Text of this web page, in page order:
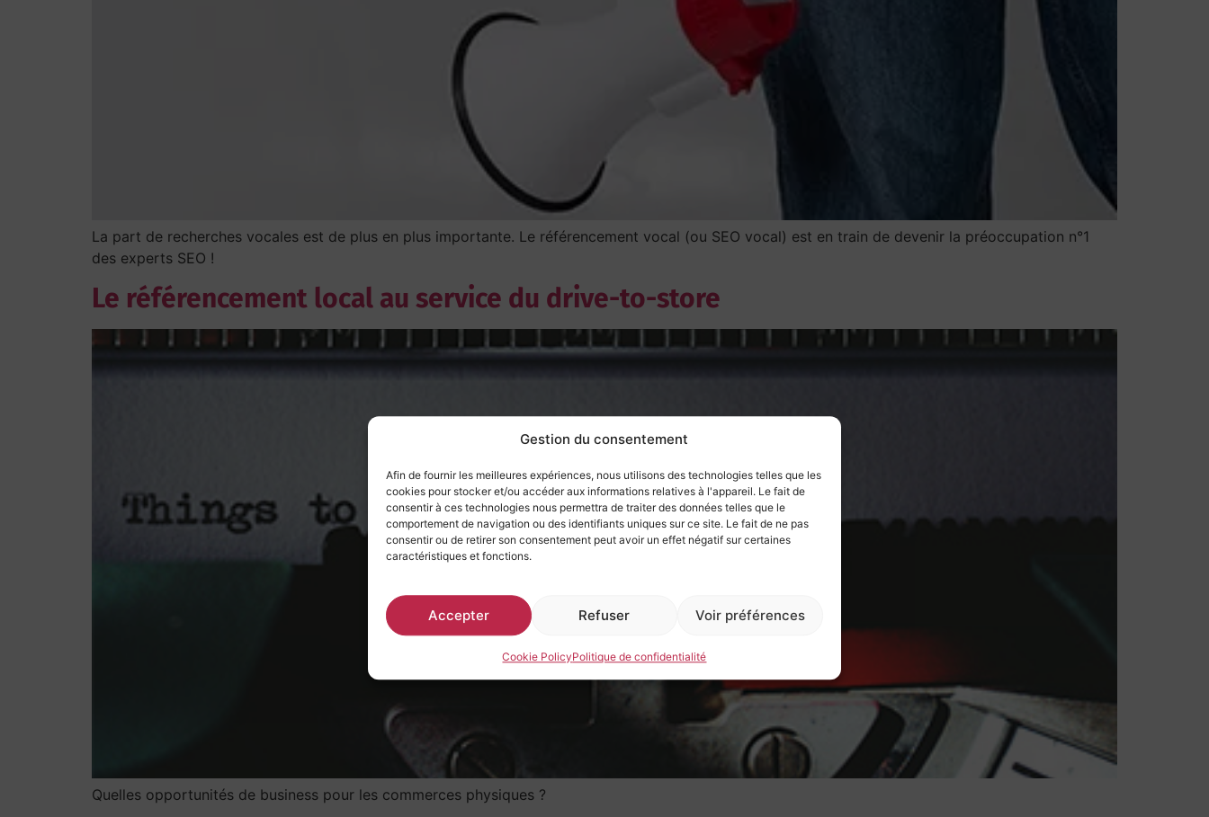
Gestion du consentement
Afin de fournir les meilleures expériences, nous utilisons des technologies telles que les
cookies pour stocker et/ou accéder aux informations relatives à l'appareil. Le fait de
consentir à ces technologies nous permettra de traiter des données telles que le
comportement de navigation ou des identifiants uniques sur ce site. Le fait de ne pas
consentir ou de retirer son consentement peut avoir un effet négatif sur certaines
caractéristiques et fonctions.
Accepter Refuser Voir préférences
Cookie PolicyPolitique de confidentialité
La part de recherches vocales est de plus en plus importante. Le référencement vocal (ou SEO vocal) est en train de devenir la préoccupation n°1
des experts SEO !
Le référencement local au service du drive-to-store
Quelles opportunités de business pour les commerces physiques ?